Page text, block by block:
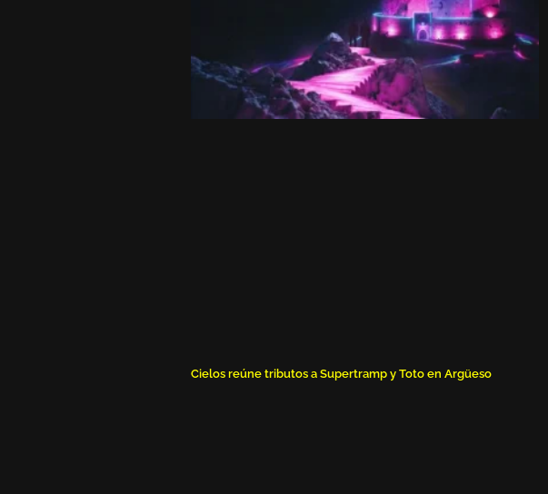
Cielos reúne tributos a Supertramp y Toto en Argüeso